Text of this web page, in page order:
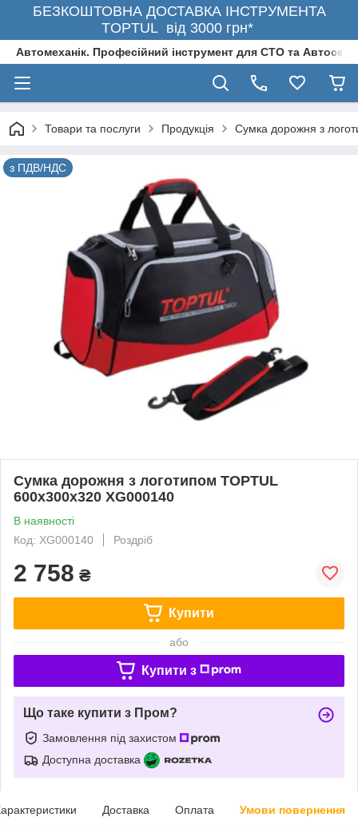
БЕЗКОШТОВНА ДОСТАВКА ІНСТРУМЕНТА
TOPTUL від 3000 грн*
Автомеханік. Професійний інструмент для СТО та
Товари та послуги Продукція Сумка дорожня з
з ПДВ/НДС
Сумка дорожня з логотипом TOPTUL
600x300x320 XG000140
В наявності
Код: XG000140
Роздріб
2 758 ₴
Купити
або
Купити з
Що таке купити з Пром?
Замовлення під захистом
Доступна доставка
Доставка Оплата Умови повернення